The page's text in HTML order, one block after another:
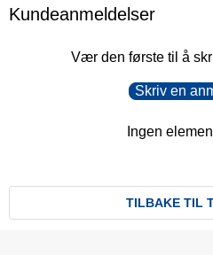
Kundeanmeldelser
Vær den første til å
Skriv en
Ingen
TILBAKE TIL